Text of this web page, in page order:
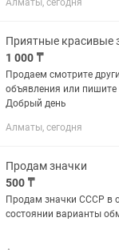
Алматы, сегодня
1 000 ₸
Продаем смотрите
объявления или
Добрый день
Алматы, сегодня
Продам значки
500 ₸
Продам значки СССР в
состоянии варианты